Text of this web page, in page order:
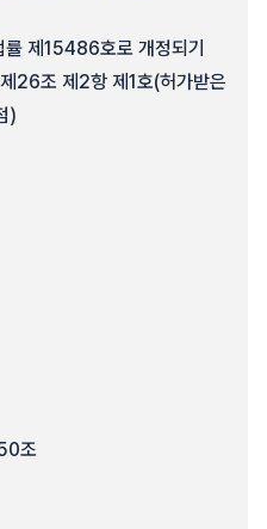
제15486호로 개정되기
26조 제2항 제1호(허가받은
)
조